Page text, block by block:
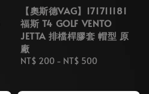
【奧斯德VAG】171711181
福斯 T4 GOLF VENTO
JETTA 排檔桿膠套 帽型 原
廠
Regular
NT$ 200 - NT$ 500